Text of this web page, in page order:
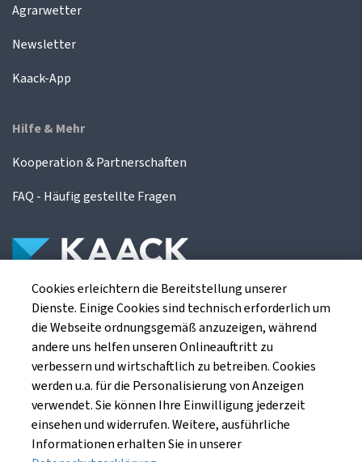
Agrarwetter
Newsletter
Kaack-App
Hilfe & Mehr
Kooperation & Partnerschaften
FAQ - Häufig gestellte Fragen
Die Kaack Terminhandel GmbH ist ein
Finanzdienstleistungsinstitut für die europäischen
Agrarterminbörsen.
Kaack Terminhandel GmbH
Am Markt 8
49661 Cloppenburg
Cookies erleichtern die Bereitstellung unserer
Dienste. Einige Cookies sind technisch erforderlich um
die Webseite ordnungsgemäß anzuzeigen, während
andere uns helfen unseren Onlineauftritt zu
verbessern und wirtschaftlich zu betreiben. Cookies
werden u.a. für die Personalisierung von Anzeigen
verwendet. Sie können Ihre Einwilligung jederzeit
einsehen und widerrufen. Weitere, ausführliche
Informationen erhalten Sie in unserer